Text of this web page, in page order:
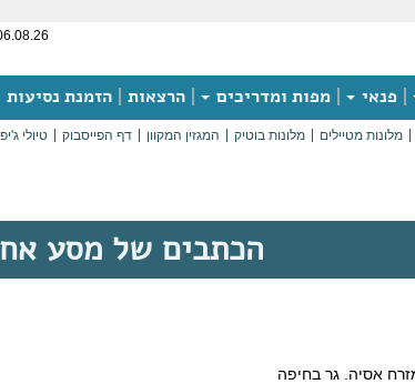
פנאי מפות ומדריכים הרצאות הזמנת נסיעות
מלונות מטיילים מלונות בוטיק המגזין המקוון דף הפייסבוק טיולי
הכתבים של מסע
אסיה. גר בחיפה